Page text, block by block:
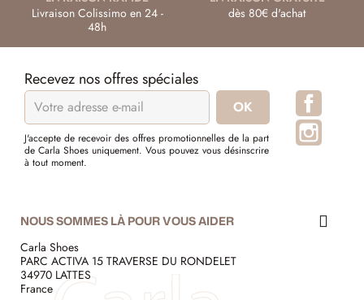
Livraison Colissimo en 24 -
48h
dès 80€ d'achat
Recevez nos offres spéciales
J'accepte de recevoir des offres promotionnelles de la part
de Carla Shoes uniquement. Vous pouvez vous désinscrire
à tout moment.
NOUS SOMMES LÀ POUR VOUS AIDER
Carla Shoes
PARC ACTIVA 15 TRAVERSE DU RONDELET
34970 LATTES
France